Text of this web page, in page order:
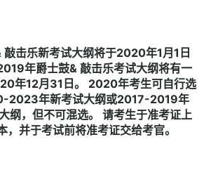
击乐新考试大纲将于2020年1月1日
年爵士鼓& 敲击乐考试大纲将有一
年12月31日。 2020年考生可自行选
2023年新考试大纲或2017-2019年
纲，但不可混选。 请考生于准考证上
，并于考试前将准考证交给考官。